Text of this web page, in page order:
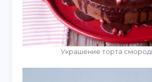
Украшение торта